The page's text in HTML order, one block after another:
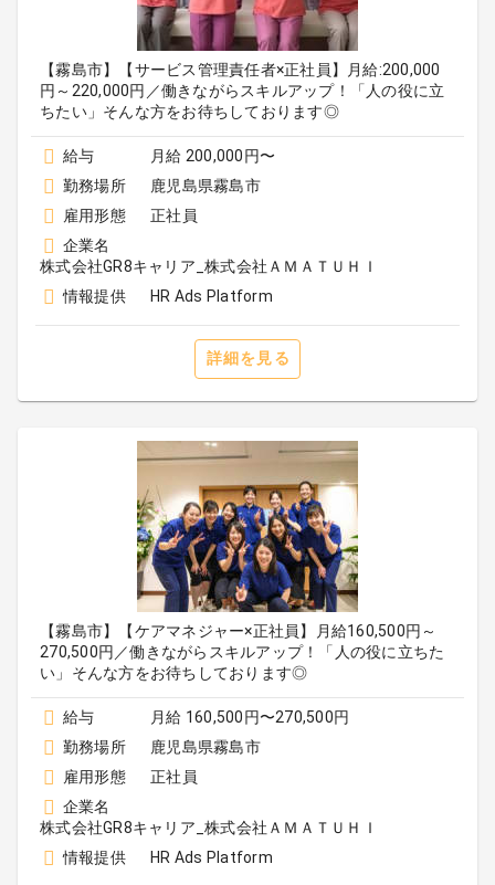
【霧島市】【サービス管理責任者×正社員】月給:200,000
円～220,000円／働きながらスキルアップ！「人の役に立
ちたい」そんな方をお待ちしております◎
給与
月給 200,000円〜
勤務場所
鹿児島県霧島市
雇用形態
正社員
企業名
株式会社GR8キャリア_株式会社ＡＭＡＴＵＨＩ
情報提供
HR Ads Platform
詳細を見る
【霧島市】【ケアマネジャー×正社員】月給160,500円～
270,500円／働きながらスキルアップ！「人の役に立ちた
い」そんな方をお待ちしております◎
給与
月給 160,500円〜270,500円
勤務場所
鹿児島県霧島市
雇用形態
正社員
企業名
株式会社GR8キャリア_株式会社ＡＭＡＴＵＨＩ
情報提供
HR Ads Platform